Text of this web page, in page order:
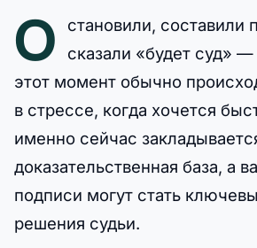
О
становили, составили
сказали «будет суд» —
этот момент обычно
в стрессе, когда хочется
именно сейчас
доказательственная база, а
подписи могут стать
решения судьи.